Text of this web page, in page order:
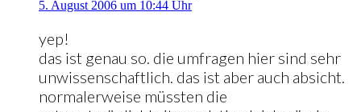
5. August 2006 um 10:44 Uhr
yep!
das ist genau so. die umfragen hier sind sehr
unwissenschaftlich. das ist aber auch absicht.
normalerweise müssten die